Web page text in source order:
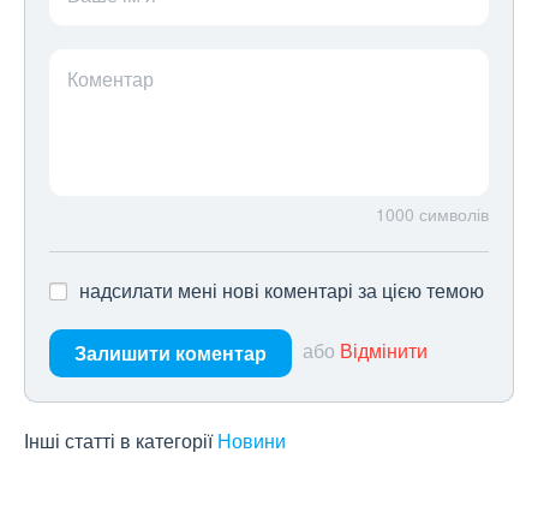
Коментар
1000 символів
надсилати мені нові коментарі за цією темою
Залишити коментар або Відмінити
Інші статті в категорії Новини